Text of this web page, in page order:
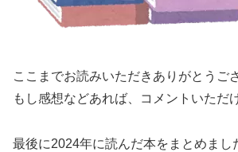
ここまでお読みいただきありがとうご
もし感想などあれば、コメントいただ
最後に2024年に読んだ本をまとめまし